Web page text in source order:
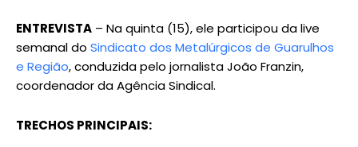
ENTREVISTA – Na quinta (15), ele participou da live
semanal do Sindicato dos Metalúrgicos de Guarulhos
e Região, conduzida pelo jornalista João Franzin,
coordenador da Agência Sindical.
TRECHOS PRINCIPAIS: